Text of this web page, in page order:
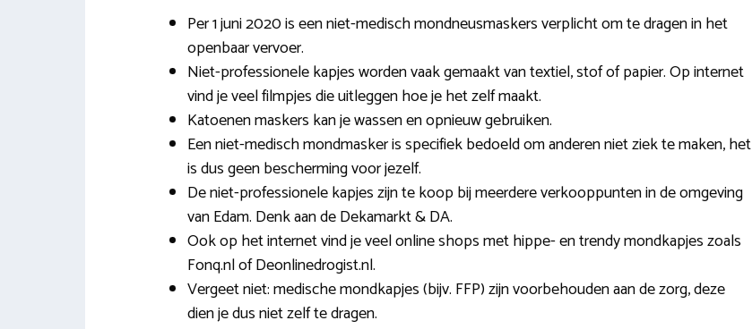
Per 1 juni 2020 is een niet-medisch mondneusmaskers verplicht om te dragen in het
openbaar vervoer.
Niet-professionele kapjes worden vaak gemaakt van textiel, stof of papier. Op internet
vind je veel filmpjes die uitleggen hoe je het zelf maakt.
Katoenen maskers kan je wassen en opnieuw gebruiken.
Een niet-medisch mondmasker is specifiek bedoeld om anderen niet ziek te maken, het
is dus geen bescherming voor jezelf.
De niet-professionele kapjes zijn te koop bij meerdere verkooppunten in de omgeving
van Edam. Denk aan de Dekamarkt & DA.
Ook op het internet vind je veel online shops met hippe- en trendy mondkapjes zoals
Fonq.nl of Deonlinedrogist.nl.
Vergeet niet: medische mondkapjes (bijv. FFP) zijn voorbehouden aan de zorg, deze
dien je dus niet zelf te dragen.